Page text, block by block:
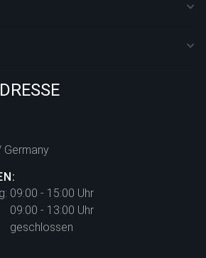
Germany
09:00 - 15:00 Uhr
09:00 - 13:00 Uhr
geschlossen